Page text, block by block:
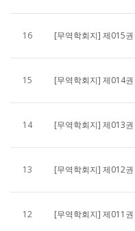
16 [무역학회지] 제015
15 [무역학회지] 제014
14 [무역학회지] 제013
13 [무역학회지] 제012
12 [무역학회지] 제011